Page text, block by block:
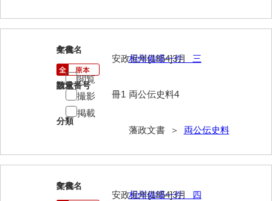
4
文書名
相州備場一件 三
請求番号
両公伝史料4
分類
藩政文書 ＞ 両公伝史料
年代
安政元年[1854]3月
数量
冊1
閲覧
撮影
掲載
5
文書名
相州備場一件 四
年代
安政元年[1854]3月